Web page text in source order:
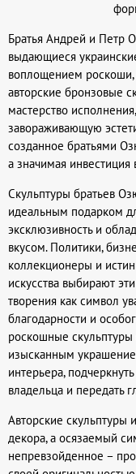
Братья Андрей и Петр
выдающиеся
воплощением роскоши,
авторские бронзовые
мастерство
завораживающую
созданное братьями
а значимая инвестиция
Скульптуры братьев
идеальным подарком
эксклюзивность и
вкусом. Политики,
коллекционеры и
искусства выбирают
творения как символ
благодарности и
роскошные скульптуры
изысканным
интерьера,
владельца и передать
Авторские скульптуры
декора, а осязаемый
непревзойденное –